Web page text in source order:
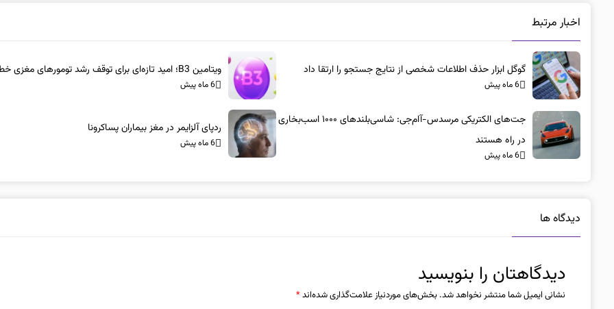
اخبار مرتبط
گوگل ابزار حذف اطلاعات شخصی از نتایج جستجو را ارتقا داد
6 ماه پیش
ویتامین B3؛ امید تازه‌ای برای توقف رشد تومورهای مغزی خطرناک
6 ماه پیش
جت‌های الکتریکی مرسدس-آام‌جی: شاسی‌بلندهای ۱۰۰۰ اسب‌بخاری
در راه هستند
6 ماه پیش
ردپای آلزایمر در مغز بیماران پساکرونا
6 ماه پیش
دیدگاه ها
دیدگاهتان را بنویسید
نشانی ایمیل شما منتشر نخواهد شد. بخش‌های موردنیاز علامت‌گذاری شده‌اند*